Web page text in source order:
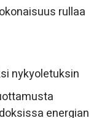
rullaa
nykyoletuksin
energian